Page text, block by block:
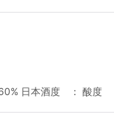
歩合： 60% 日本